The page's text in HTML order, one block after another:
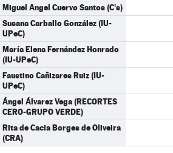
Miguel Angel Cuervo Santos (C's)
Susana Carballo González (IU-
UPeC)
María Elena Fernández Honrado
(IU-UPeC)
Faustino Cañizares Ruiz (IU-
UPeC)
Ángel Álvarez Vega (RECORTES
CERO-GRUPO VERDE)
Rita de Cacia Borges de Oliveira
(CRA)